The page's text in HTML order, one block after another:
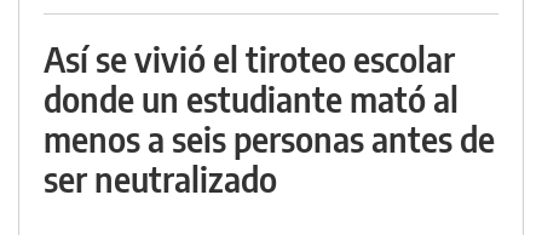
Así se vivió el tiroteo escolar
donde un estudiante mató al
menos a seis personas antes de
ser neutralizado